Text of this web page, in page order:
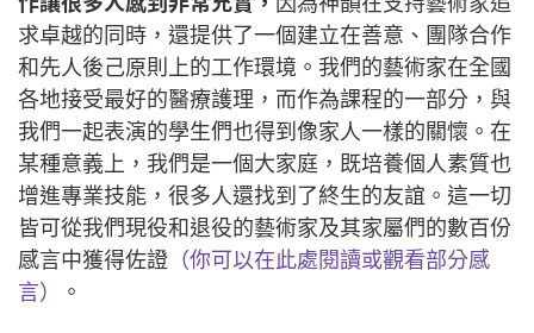
求卓越的同時，還提供了一個建立在善意、團隊合作
和先人後己原則上的工作環境。我們的藝術家在全國
各地接受最好的醫療護理，而作為課程的一部分，與
我們一起表演的學生們也得到像家人一樣的關懷。在
某種意義上，我們是一個大家庭，既培養個人素質也
增進專業技能，很多人還找到了終生的友誼。這一切
皆可從我們現役和退役的藝術家及其家屬們的數百份
感言中獲得佐證 （你可以在此處閱讀或觀看部分感
言）
。